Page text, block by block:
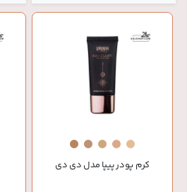
کرم پودر پیپا مدل دی دی